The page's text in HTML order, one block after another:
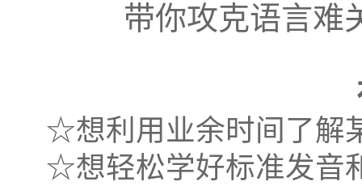
带你攻克语言难
☆想利用业余时间了解
☆想轻松学好标准发音